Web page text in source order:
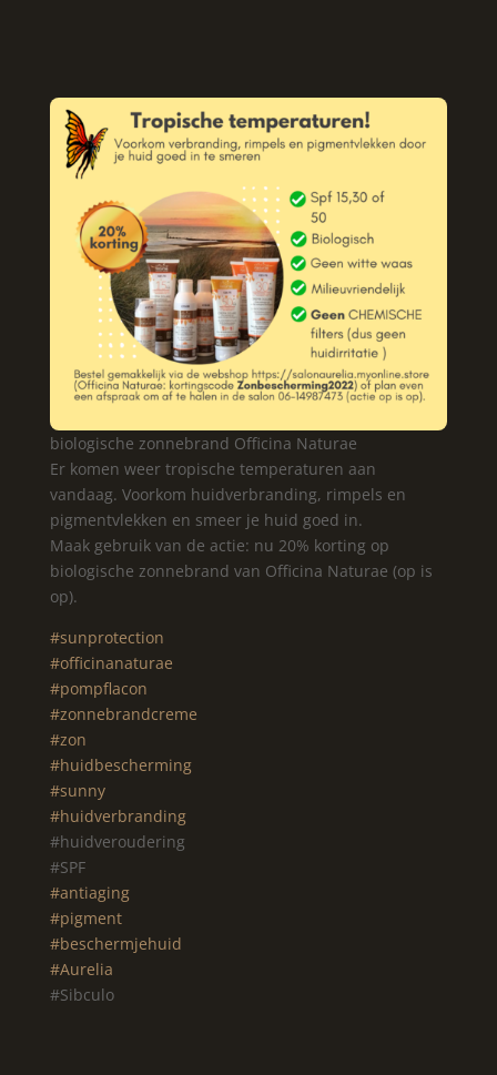
biologische zonnebrand Officina Naturae
Er komen weer tropische temperaturen aan
vandaag. Voorkom huidverbranding, rimpels en
pigmentvlekken en smeer je huid goed in.
Maak gebruik van de actie: nu 20% korting op
biologische zonnebrand van Officina Naturae (op is
op).
#sunprotection
#officinanaturae
#pompflacon
#zonnebrandcreme
#zon
#huidbescherming
#sunny
#huidverbranding
#huidveroudering
#SPF
#antiaging
#pigment
#beschermjehuid
#Aurelia
#Sibculo